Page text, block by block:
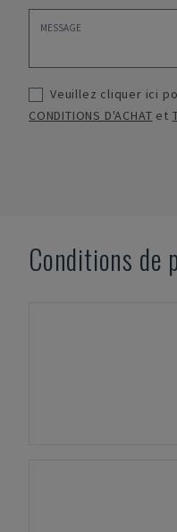
Veuillez cliquer ici
CONDITIONS D'ACHAT et
Conditions de